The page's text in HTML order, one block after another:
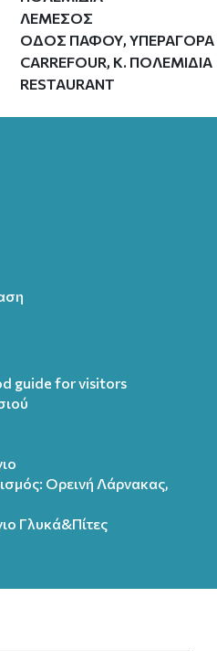
ΛΕΜΕΣΟΣ
ΟΔΟΣ ΠΑΦΟΥ, ΥΠΕΡΑΓΟΡΑ
CARREFOUR, Κ. ΠΟΛΕΜΙΔΙΑ
RESTAURANT
guide for visitors
Ορεινή Λάρνακας,
Γλυκά&Πίτες